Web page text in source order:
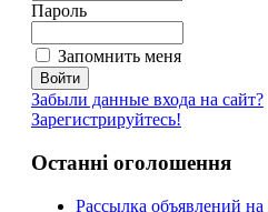
Пароль
Запомнить меня
Забыли данные входа на сайт?
Зарегистрируйтесь!
Останні оголошення
Рассылка объявлений